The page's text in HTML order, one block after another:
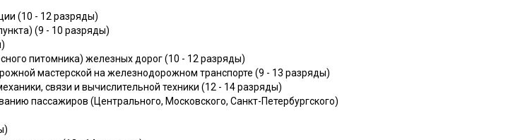
(10 - 12 разряды)
(9 - 10 разряды)
питомника) железных дорог (10 - 12 разряды)
мастерской на железнодорожном транспорте (9 - 13 разряды)
связи и вычислительной техники (12 - 14 разряды)
пассажиров (Центрального, Московского, Санкт-Петербургского)